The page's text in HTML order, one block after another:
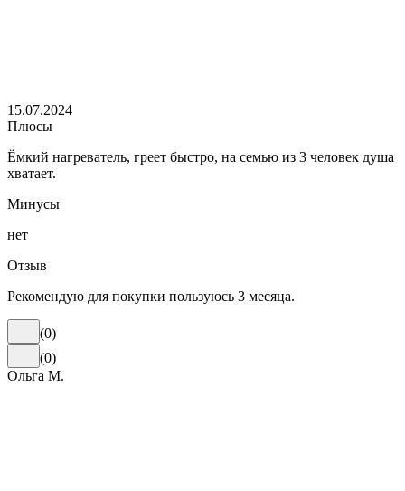
15.07.2024
Плюсы
Ёмкий нагреватель, греет быстро, на семью из 3 человек душа
хватает.
Минусы
нет
Отзыв
Рекомендую для покупки пользуюсь 3 месяца.
(0)
(0)
Ольга М.